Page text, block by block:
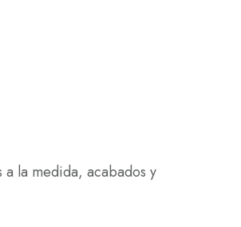
la medida, acabados y